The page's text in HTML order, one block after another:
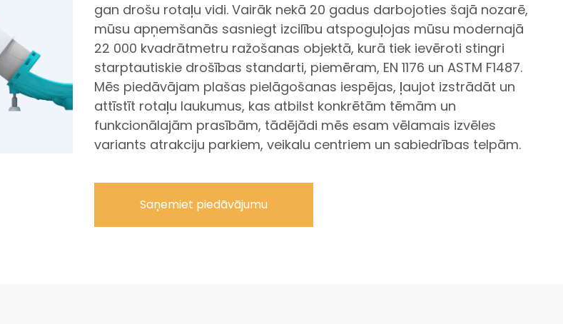
gan drošu rotaļu vidi. Vairāk nekā 20 gadus darbojoties šajā nozarē,
mūsu apņemšanās sasniegt izcilību atspoguļojas mūsu modernajā
22 000 kvadrātmetru ražošanas objektā, kurā tiek ievēroti stingri
starptautiskie drošības standarti, piemēram, EN 1176 un ASTM F1487.
Mēs piedāvājam plašas pielāgošanas iespējas, ļaujot izstrādāt un
attīstīt rotaļu laukumus, kas atbilst konkrētām tēmām un
funkcionālajām prasībām, tādējādi mēs esam vēlamais izvēles
variants atrakciju parkiem, veikalu centriem un sabiedrības telpām.
Saņemiet piedāvājumu